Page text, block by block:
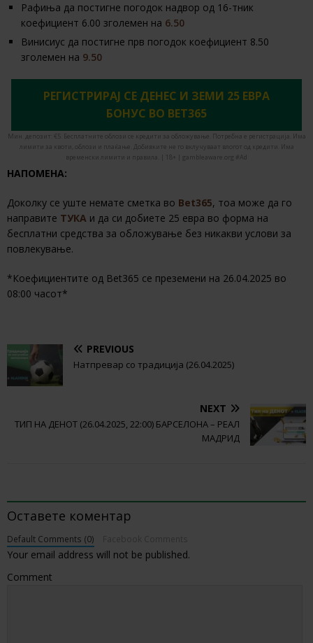
Рафиња да постигне погодок надвор од 16-тник
коефициент 6.00 зголемен на 6.50
Винисиус да постигне прв погодок коефициент 8.50
зголемен на 9.50
РЕГИСТРИРАЈ СЕ ДЕНЕС И ЗЕМИ 25 ЕВРА
БОНУС ВО BET365
Мин. депозит: €5. Бесплатните облози се кредити за обложување. Потребна е регистрација. Има
лимити за квоти, облози и плаќање. Добивките не го вклучуваат влогот од кредити. Има
временски лимити и правила. | 18+ | gambleaware.org #Ad
НАПОМЕНА:
Доколку се уште немате сметка во Bet365, тоа може да го
направите ТУКА и да си добиете 25 евра во форма на
бесплатни средства за обложување без никакви услови за
повлекување.
*Коефициентите од Bet365 се преземени на 26.04.2025 во
08:00 часот*
PREVIOUS
Натпревар со традиција (26.04.2025)
NEXT
ТИП НА ДЕНОТ (26.04.2025, 22:00) БАРСЕЛОНА – РЕАЛ
МАДРИД
Оставете коментар
Default Comments (0)
Your email address will not be published.
Comment